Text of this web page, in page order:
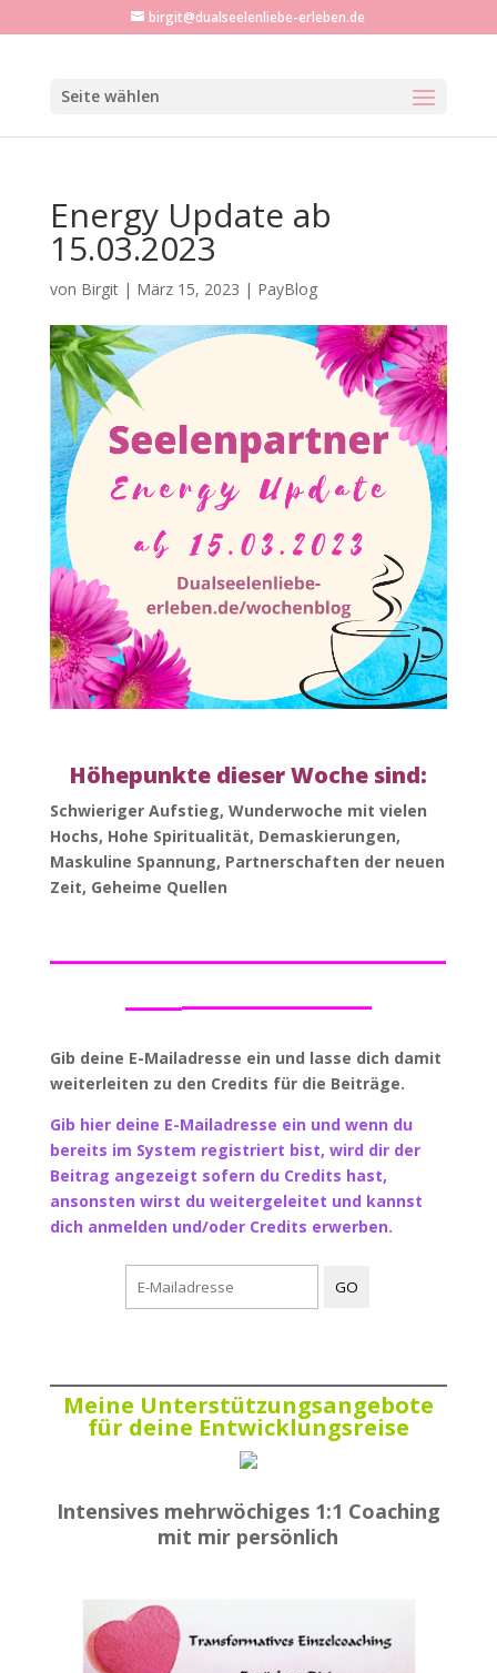
birgit@dualseelenliebe-erleben.de
Seite wählen
Energy Update ab
15.03.2023
von Birgit| März 15, 2023 | PayBlog
Höhepunkte dieser Woche sind:
Schwieriger Aufstieg, Wunderwoche mit vielen
Hochs, Hohe Spiritualität, Demaskierungen,
Maskuline Spannung, Partnerschaften der neuen
Zeit, Geheime Quellen
____________
Gib deine E-Mailadresse ein und lasse dich damit
weiterleiten zu den Credits für die Beiträge.
Gib hier deine E-Mailadresse ein und wenn du
bereits im System registriert bist, wird dir der
Beitrag angezeigt sofern du Credits hast,
ansonsten wirst du weitergeleitet und kannst
dich anmelden und/oder Credits erwerben.
Meine Unterstützungsangebote
für deine Entwicklungsreise
Intensives mehrwöchiges 1:1 Coaching
mit mir persönlich